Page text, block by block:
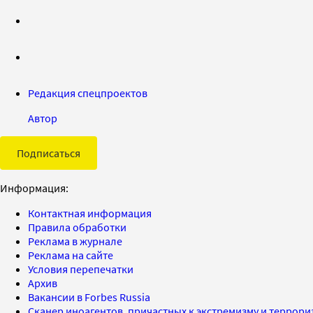
Редакция спецпроектов
Автор
Подписаться
Информация:
Контактная информация
Правила обработки
Реклама в журнале
Реклама на сайте
Условия перепечатки
Архив
Вакансии в Forbes Russia